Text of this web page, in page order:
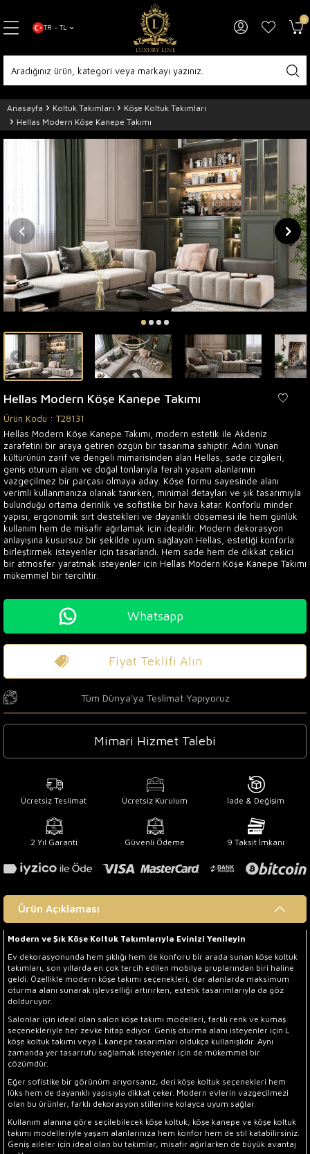
TR − TL
0
Anasayfa Koltuk Takımları
Köşe Koltuk Takımları
Hellas Modern Köşe Kanepe Takımı
Hellas Modern Köşe Kanepe Takımı
Ürün Kodu : T28131
Hellas Modern Köşe Kanepe Takımı, modern estetik ile Akdeniz
zarafetini bir araya getiren özgün bir tasarıma sahiptir. Adını Yunan
kültürünün zarif ve dengeli mimarisinden alan Hellas, sade çizgileri,
geniş oturum alanı ve doğal tonlarıyla ferah yaşam alanlarının
vazgeçilmez bir parçası olmaya aday. Köşe formu sayesinde alanı
verimli kullanmanıza olanak tanırken, minimal detayları ve şık tasarımıyla
bulunduğu ortama derinlik ve sofistike bir hava katar. Konforlu minder
yapısı, ergonomik sırt destekleri ve dayanıklı döşemesi ile hem günlük
kullanım hem de misafir ağırlamak için idealdir. Modern dekorasyon
anlayışına kusursuz bir şekilde uyum sağlayan Hellas, estetiği konforla
birleştirmek isteyenler için tasarlandı. Hem sade hem de dikkat çekici
bir atmosfer yaratmak isteyenler için Hellas Modern Köşe Kanepe Takımı
mükemmel bir tercihtir.
Whatsapp
Fiyat Teklifi Alın
Tüm Dünya'ya Teslimat Yapıyoruz
Mimari Hizmet Talebi
Ücretsiz Teslimat Ücretsiz Kurulum İade & Değişim
2 Yıl Garanti Güvenli Ödeme 9 Taksit İmkanı
Ürün Açıklaması
Modern ve Şık Köşe Koltuk Takımlarıyla Evinizi Yenileyin
Ev dekorasyonunda hem şıklığı hem de konforu bir arada sunan köşe koltuk
takımları, son yıllarda en çok tercih edilen mobilya gruplarından biri haline
geldi. Özellikle modern köşe takımı seçenekleri, dar alanlarda maksimum
oturma alanı sunarak işlevselliği artırırken, estetik tasarımlarıyla da göz
dolduruyor.
Salonlar için ideal olan salon köşe takımı modelleri, farklı renk ve kumaş
seçenekleriyle her zevke hitap ediyor. Geniş oturma alanı isteyenler için L
köşe koltuk takımı veya L kanepe tasarımları oldukça kullanışlıdır. Aynı
zamanda yer tasarrufu sağlamak isteyenler için de mükemmel bir
çözümdür.
Eğer sofistike bir görünüm arıyorsanız, deri köşe koltuk seçenekleri hem
lüks hem de dayanıklı yapısıyla dikkat çeker. Modern evlerin vazgeçilmezi
olan bu ürünler, farklı dekorasyon stillerine kolayca uyum sağlar.
Kullanım alanına göre seçilebilecek köşe koltuk, köşe kanepe ve köşe koltuk
takımı modelleriyle yaşam alanlarınıza hem konfor hem de stil katabilirsiniz.
Geniş aileler için ideal olan bu takımlar, misafir ağırlarken de büyük avantaj